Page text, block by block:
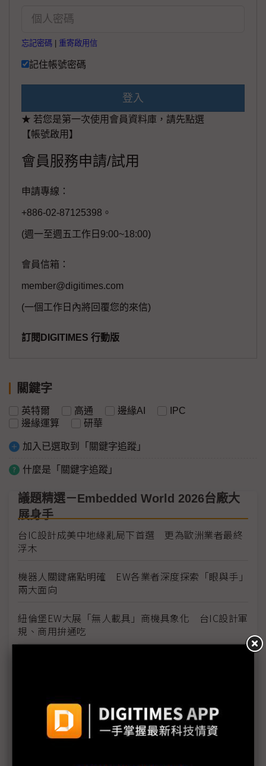
忘記密碼 重寄啟用信
記住帳號密碼
登入
★ 若您是第一次使用會員資料庫，請先點選
【帳號啟用】
會員服務申請/試用
申請專線：
+886-02-87125398。
(週一至週五工作日9:00~18:00)
會員信箱：
member@digitimes.com
(一個工作日內將回覆您的來信)
訂閱DIGITIMES 行動版
關鍵字
英特爾 高通 邊緣AI
IPC
邊緣運算
研華
加入已選取到「關鍵字追蹤」
什麼是「關鍵字追蹤」
議題精選－Embedded World 2026台廠大
展身手
台IC設計成美中地緣亂局下首選 更為歐洲業者最終
浮木
機器人關鍵痛點明確 EW各業者深度探索「眼與手」
兩大面向
紐倫堡EW大展「無人載具」商機具象化 台IC設計軍
規、商用拚通吃
奇景前進Embedded World 掌靜脈辨識、無人機影
像瞄準歐洲需求
聯發科王鎮國：IoT市場百花齊放 商用無人機成公司